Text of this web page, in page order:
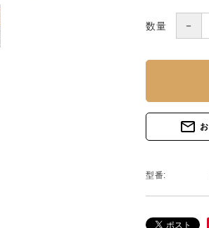
数量 －
mail_outline
型番: